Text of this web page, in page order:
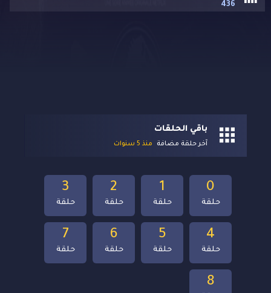
436
باقي الحلقات
آخر حلقة مضافة منذ 5 سنوات
8
7
حلقة
6
حلقة
5
حلقة
4
حلقة
3
حلقة
2
حلقة
1
حلقة
0
حلقة